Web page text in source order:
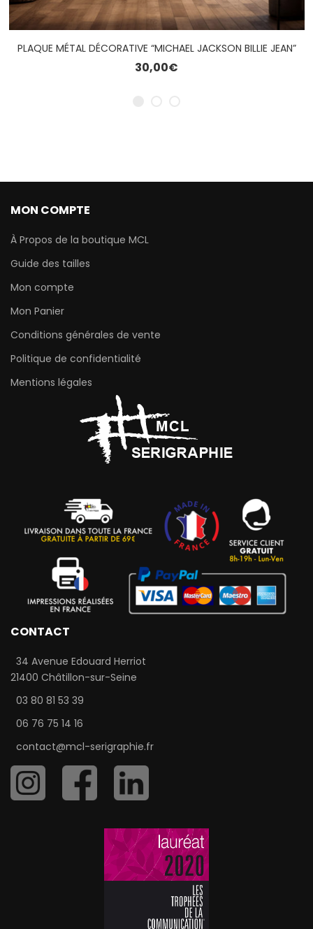
PLAQUE MÉTAL DÉCORATIVE “MICHAEL JACKSON BILLIE JEAN”
30,00€
MON COMPTE
À Propos de la boutique MCL
Guide des tailles
Mon compte
Mon Panier
Conditions générales de vente
Politique de confidentialité
Mentions légales
CONTACT
34 Avenue Edouard Herriot
21400 Châtillon-sur-Seine
03 80 81 53 39
06 76 75 14 16
contact@mcl-serigraphie.fr